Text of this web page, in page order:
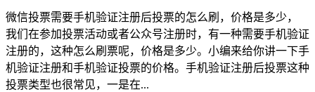
微信投票需要手机验证注册后投票的怎么刷，价格是多少，
我们在参加投票活动或者公众号注册时，有一种需要手机验证
注册的，这种怎么刷票呢，价格是多少。小编来给你讲一下手
机验证注册和手机验证投票的价格。手机验证注册后投票这种
投票类型也很常见，一是在...